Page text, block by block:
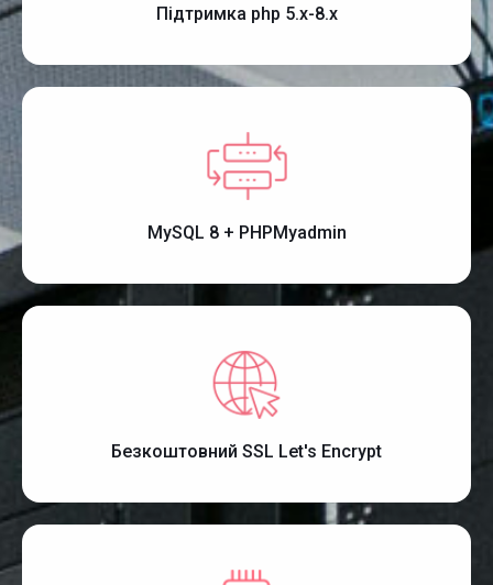
Підтримка php 5.x-8.x
MySQL 8 + PHPMyadmin
Безкоштовний SSL Let's Encrypt